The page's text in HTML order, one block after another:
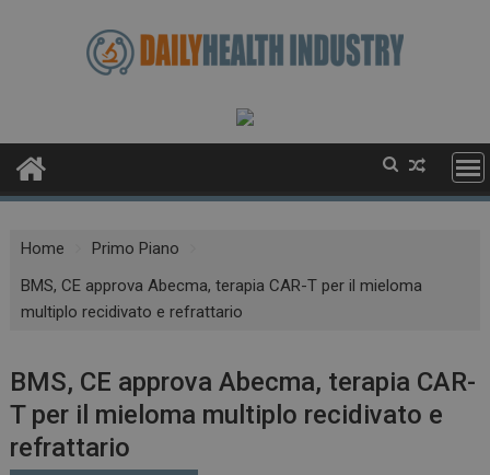
Home
Primo Piano
BMS, CE approva Abecma, terapia CAR-T per il mieloma
multiplo recidivato e refrattario
BMS, CE approva Abecma, terapia CAR-
T per il mieloma multiplo recidivato e
refrattario